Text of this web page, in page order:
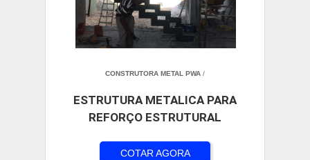
CONSTRUTORA METAL PWA /
ESTRUTURA METALICA PARA
REFORÇO ESTRUTURAL
COTAR AGORA